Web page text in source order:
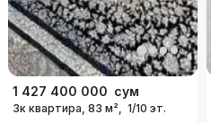
1 427 400 000 сум
3к квартира, 83 м², 1/10 эт.